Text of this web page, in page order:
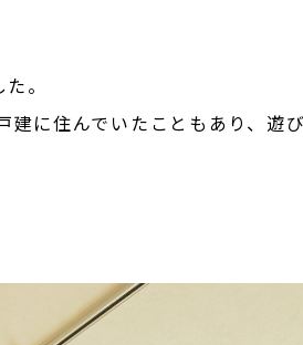
。
に住んでいたこともあり、遊